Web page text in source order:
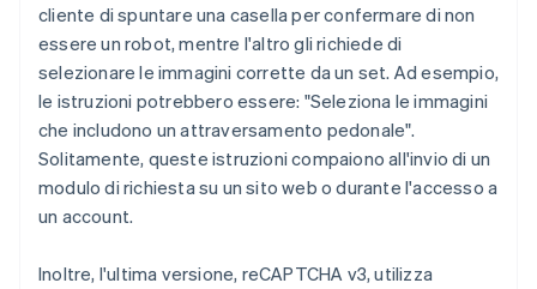
cliente di spuntare una casella per confermare di non
essere un robot, mentre l'altro gli richiede di
selezionare le immagini corrette da un set. Ad esempio,
le istruzioni potrebbero essere: "Seleziona le immagini
che includono un attraversamento pedonale".
Solitamente, queste istruzioni compaiono all'invio di un
modulo di richiesta su un sito web o durante l'accesso a
un account.
Inoltre, l'ultima versione, reCAPTCHA v3, utilizza